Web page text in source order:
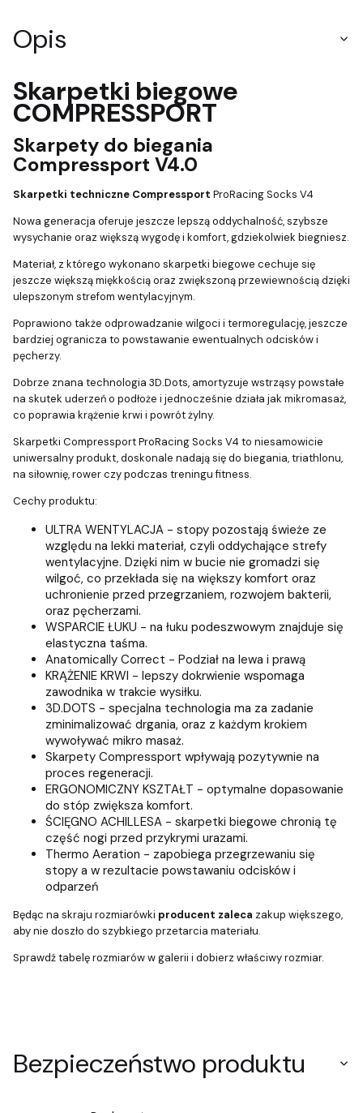
Opis
Skarpetki biegowe
COMPRESSPORT
Skarpety do biegania
Compressport V4.0
Skarpetki techniczne Compressport ProRacing Socks V4
Nowa generacja oferuje jeszcze lepszą oddychalność, szybsze
wysychanie oraz większą wygodę i komfort, gdziekolwiek biegniesz.
Materiał, z którego wykonano skarpetki biegowe cechuje się
jeszcze większą miękkością oraz zwiększoną przewiewnością dzięki
ulepszonym strefom wentylacyjnym.
Poprawiono także odprowadzanie wilgoci i termoregulację, jeszcze
bardziej ogranicza to powstawanie ewentualnych odcisków i
pęcherzy.
Dobrze znana technologia 3D.Dots, amortyzuje wstrząsy powstałe
na skutek uderzeń o podłoże i jednocześnie działa jak mikromasaż,
co poprawia krążenie krwi i powrót żylny.
Skarpetki Compressport ProRacing Socks V4 to niesamowicie
uniwersalny produkt, doskonale nadają się do biegania, triathlonu,
na siłownię, rower czy podczas treningu fitness.
Cechy produktu:
ULTRA WENTYLACJA - stopy pozostają świeże ze
względu na lekki materiał, czyli oddychające strefy
wentylacyjne. Dzięki nim w bucie nie gromadzi się
wilgoć, co przekłada się na większy komfort oraz
uchronienie przed przegrzaniem, rozwojem bakterii,
oraz pęcherzami.
WSPARCIE ŁUKU - na łuku podeszwowym znajduje się
elastyczna taśma.
Anatomically Correct - Podział na lewa i prawą
KRĄŻENIE KRWI - lepszy dokrwienie wspomaga
zawodnika w trakcie wysiłku.
3D.DOTS - specjalna technologia ma za zadanie
zminimalizować drgania, oraz z każdym krokiem
wywoływać mikro masaż.
Skarpety Compressport wpływają pozytywnie na
proces regeneracji.
ERGONOMICZNY KSZTAŁT - optymalne dopasowanie
do stóp zwiększa komfort.
ŚCIĘGNO ACHILLESA - skarpetki biegowe chronią tę
część nogi przed przykrymi urazami.
Thermo Aeration - zapobiega przegrzewaniu się
stopy a w rezultacie powstawaniu odcisków i
odparzeń
Będąc na skraju rozmiarówki producent zaleca zakup większego,
aby nie doszło do szybkiego przetarcia materiału.
Sprawdź tabelę rozmiarów w galerii i dobierz właściwy rozmiar.
Bezpieczeństwo produktu